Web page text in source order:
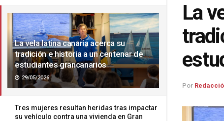
La vela latina canaria acerca su
tradición e historia a un centenar de
estudiantes grancanarios
29/05/2026
Tres mujeres resultan heridas tras impactar
su vehículo contra una vivienda en Gran
La
Por